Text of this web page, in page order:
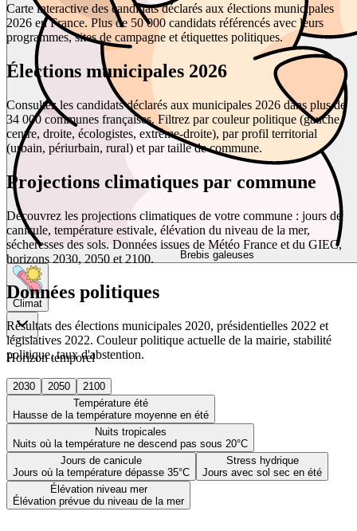
Brebis galeuses
Climat
Horizon temporel
2030 2050
2100
Température été
Hausse de la température moyenne en été
Nuits tropicales
Nuits où la température ne descend pas sous 20°C
Jours de canicule
Jours où la température dépasse 35°C
Stress hydrique
Jours avec sol sec en été
Élévation niveau mer
Élévation prévue du niveau de la mer
Carte interactive des candidats déclarés aux élections municipales
2026 en France. Plus de 50 000 candidats référencés avec leurs
programmes, sites de campagne et étiquettes politiques.
Élections municipales 2026
Consultez les candidats déclarés aux municipales 2026 dans plus de
34 000 communes françaises. Filtrez par couleur politique (gauche,
centre, droite, écologistes, extrême-droite), par profil territorial
(urbain, périurbain, rural) et par taille de commune.
Projections climatiques par commune
Découvrez les projections climatiques de votre commune : jours de
canicule, température estivale, élévation du niveau de la mer,
sécheresses des sols. Données issues de Météo France et du GIEC,
horizons 2030, 2050 et 2100.
Données politiques
Résultats des élections municipales 2020, présidentielles 2022 et
législatives 2022. Couleur politique actuelle de la mairie, stabilité
politique, taux d'abstention.